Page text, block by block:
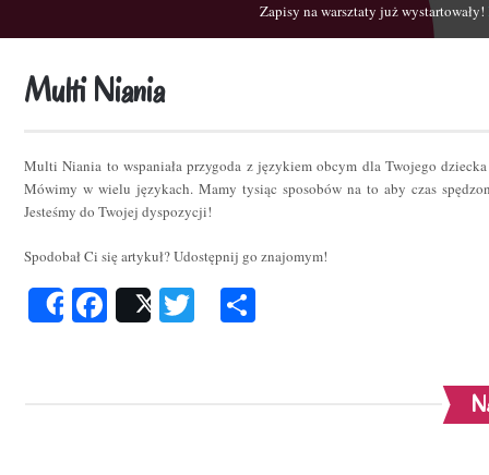
Zapisy na warsztaty już wystartowały!
Multi Niania
Multi Niania to wspaniała przygoda z językiem obcym dla Twojego
Mówimy w wielu językach. Mamy tysiąc sposobów na to aby czas
Jesteśmy do Twojej dyspozycji!
Spodobał Ci się artykuł? Udostępnij go znajomym!
ShareFacebook
Post Twitter